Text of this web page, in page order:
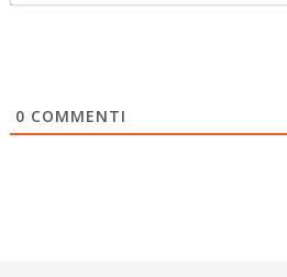
0 COMMENTI